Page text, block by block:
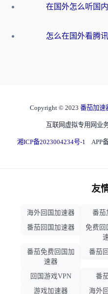
Copyright © 2023 番茄加速
互联网虚拟专用网业
湘ICP备2023004234号-1 APP
友
海外回国加速器 番茄
番茄回国加速器
免费回
番茄免费回国加
速器
番茄
回国游戏VPN 番
游戏加速器
海外